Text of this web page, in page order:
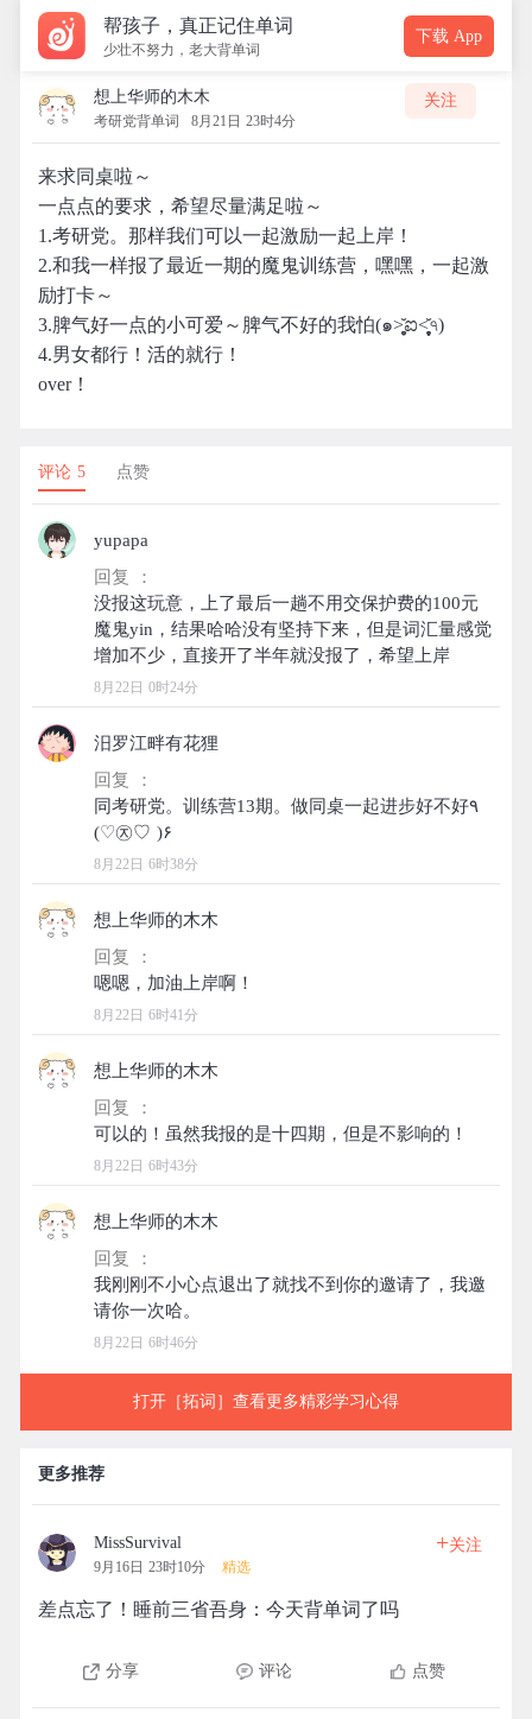
帮孩子，真正记住单词
少壮不努力，老大背单词
下载 App
想上华师的木木
考研党背单词 8月21日 23时4分
关注
来求同桌啦～
一点点的要求，希望尽量满足啦～
1.考研党。那样我们可以一起激励一起上岸！
2.和我一样报了最近一期的魔鬼训练营，嘿嘿，一起激
励打卡～
3.脾气好一点的小可爱～脾气不好的我怕(๑˃̥̩̥̥̥̥̆ಐ˂̩̩̥̥̩̥̆৭)
4.男女都行！活的就行！
over！
评论 5 点赞
yupapa
回复 ：
没报这玩意，上了最后一趟不用交保护费的100元
魔鬼yin，结果哈哈没有坚持下来，但是词汇量感觉
8月22日 0时24分
汨罗江畔有花狸
回复 ：
同考研党。训练营13期。做同桌一起进步好不好٩
8月22日 6时38分
想上华师的木木
回复 ：
8月22日 6时41分
想上华师的木木
回复 ：
8月22日 6时43分
想上华师的木木
回复 ：
我刚刚不小心点退出了就找不到你的邀请了，我邀
8月22日 6时46分
打开［拓词］查看更多精彩学习心得
更多推荐
MissSurvival
9月16日 23时10分 精选
+关注
差点忘了！睡前三省吾身：今天背单词了吗
分享 评论 点赞